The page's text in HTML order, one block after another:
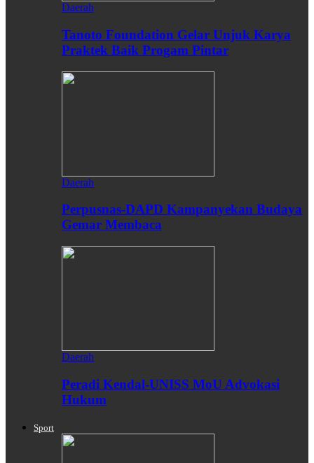
Daerah
Tanoto Foundation Gelar Unjuk Karya
Praktek Baik Progam Pintar
Daerah
Perpusnas-DAPD Kampanyekan Budaya
Gemar Membaca
Daerah
Peradi Kendal-UNISS MoU Advokasi
Hukum
Sport